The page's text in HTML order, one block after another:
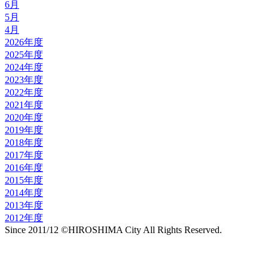
6月
5月
4月
2026年度
2025年度
2024年度
2023年度
2022年度
2021年度
2020年度
2019年度
2018年度
2017年度
2016年度
2015年度
2014年度
2013年度
2012年度
Since 2011/12 ©HIROSHIMA City All Rights Reserved.